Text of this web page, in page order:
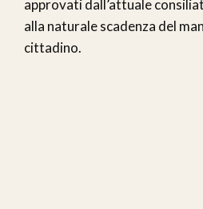
approvati dall’attuale
alla naturale scadenza del
cittadino.